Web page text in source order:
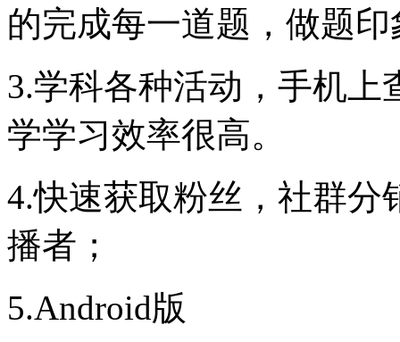
的完成每一道题，做题
3.学科各种活动，手机
学学习效率很高。
4.快速获取粉丝，社群分
播者；
5.Android版